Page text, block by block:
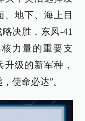
、地下、海上目
决胜，东风-41
力量的重要支
级的新军种，
使命必达”。